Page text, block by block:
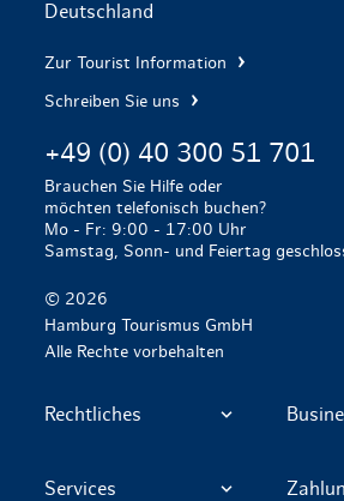
Deutschland
Zur Tourist Information
Schreiben Sie uns
+49 (0) 40 300 51 701
Brauchen Sie Hilfe oder
möchten telefonisch buchen?
Mo - Fr: 9:00 - 17:00 Uhr
Samstag, Sonn- und Feiertag
© 2026
Hamburg Tourismus GmbH
Alle Rechte vorbehalten
Rechtliches
Services